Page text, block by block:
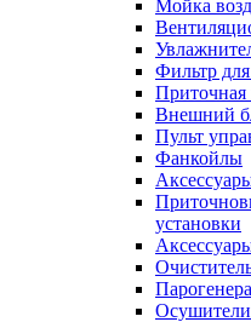
Мойка
Фильтр для
Приточная
Внешний
Пульт
Фанкойлы
установки
Осушители